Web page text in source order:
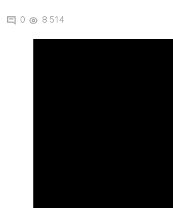
0 8 514